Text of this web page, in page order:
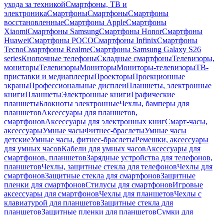
ухода за техникойСмартфоны, ТВ и
электроникаСмартфоныСмартфоныСмартфоны
восстановленныеСмартфоны AppleСмартфоны
XiaomiСмартфоны SamsungСмартфоны HonorСмартфоны
HuaweiСмартфоны POCOСмартфоны InfinixСмартфоны
TecnoСмартфоны RealmeСмартфоны Samsung Galaxy S26
seriesКнопочные телефоныСкладные смартфоныТелевизоры,
мониторыТелевизорыМониторыМониторы-телевизорыТВ-
приставки и медиаплеерыПроекторыПроекционные
экраныПрофессиональные дисплеиПланшеты, электронные
книгиПланшетыЭлектронные книгиГрафические
планшетыБлокноты электронныеЧехлы, бамперы для
планшетовАксессуары для планшетов,
смартфоновАксессуары для электронных книгСмарт-часы,
аксессуарыУмные часыФитнес-браслетыУмные часы
детскиеУмные часы, фитнес-браслетыРемешки, аксессуары
для умных часовКабели для умных часовАксессуары для
смартфонов, планшетовЗарядные устройства для телефонов,
планшетовЧехлы, защитные стекла для телефоновЧехлы для
смартфоновЗащитные стекла для смартфоновЗащитные
пленки для смартфоновСтилусы для смартфоновИгровые
аксессуары для смартфоновЧехлы для планшетовЧехлы с
клавиатурой для планшетовЗащитные стекла для
планшетовЗащитные пленки для планшетовСумки для